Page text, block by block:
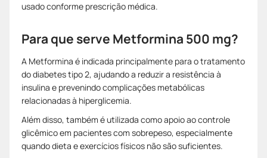
usado conforme prescrição médica.
Para que serve Metformina 500 mg?
A Metformina é indicada principalmente para o tratamento
do diabetes tipo 2, ajudando a reduzir a resistência à
insulina e prevenindo complicações metabólicas
relacionadas à hiperglicemia.
Além disso, também é utilizada como apoio ao controle
glicêmico em pacientes com sobrepeso, especialmente
quando dieta e exercícios físicos não são suficientes.